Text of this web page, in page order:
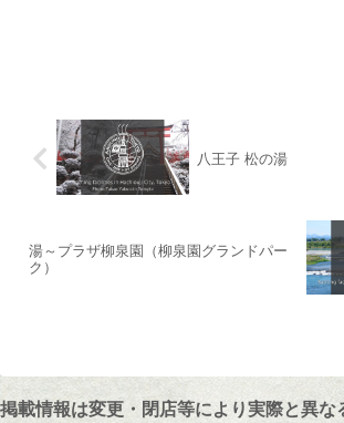
八王子 松の湯
湯～プラザ柳泉園（柳泉園グランドパー
ク）
掲載情報は変更・閉店等により実際と異な